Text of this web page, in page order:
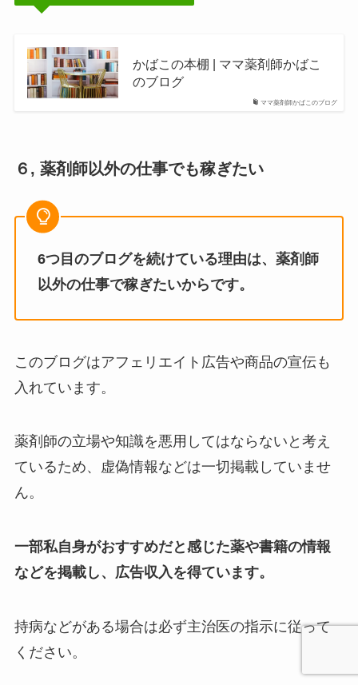
ママ薬剤師かばこのブログ
かばこの本棚 | ママ薬剤師かばこ
のブログ
６, 薬剤師以外の仕事でも稼ぎたい
6つ目のブログを続けている理由は、薬剤師
以外の仕事で稼ぎたいからです。
このブログはアフェリエイト広告や商品の宣伝も
入れています。
薬剤師の立場や知識を悪用してはならないと考え
ているため、虚偽情報などは一切掲載していませ
ん。
一部私自身がおすすめだと感じた薬や書籍の情報
などを掲載し、広告収入を得ています。
持病などがある場合は必ず主治医の指示に従って
ください。